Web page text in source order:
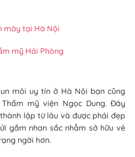
mày tại Hà Nội
mỹ Hải Phòng
môi uy tín ở Hà Nội bạn cũng
mỹ viện Ngọc Dung. Đây
lập từ lâu và được phái đẹp
gắm nhan sắc nhằm sở hữu vẻ
ngời hơn.